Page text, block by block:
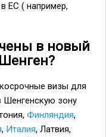
ЕС ( например,
в новый
визы для
Шенгенскую зону
Финляндия,
, Италия, Латвия,